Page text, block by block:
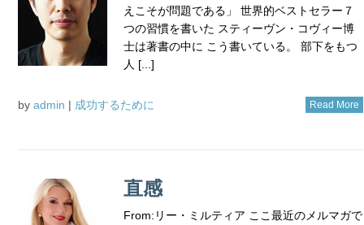
えこそが問題である」 世界的ベストセラー７
つの習慣を書いた スティーヴン・コヴィー博
士は著書の中に こう書いている。 部下をもつ
人 [...]
by admin | 成功するために Read More
直感
From:リー・ミルティア ここ最近のメルマガで